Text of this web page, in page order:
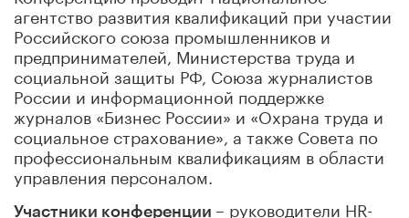
агентство развития квалификаций при участии
Российского союза промышленников и
предпринимателей, Министерства труда и
социальной защиты РФ, Союза журналистов
России и информационной поддержке
журналов «Бизнес России» и «Охрана труда и
социальное страхование», а также Совета по
профессиональным квалификациям в области
управления персоналом.
Участники конференции – руководители HR-